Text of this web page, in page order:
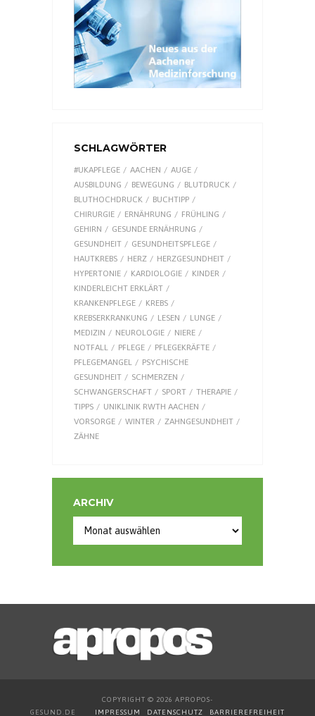
SCHLAGWÖRTER
#UKAPFLEGE AACHEN
AUGE
AUSBILDUNG
BEWEGUNG
BLUTDRUCK
BLUTHOCHDRUCK
BUCHTIPP
CHIRURGIE
ERNÄHRUNG
FRÜHLING
GEHIRN
GESUNDE ERNÄHRUNG
GESUNDHEIT
GESUNDHEITSPFLEGE
HAUTKREBS
HERZ
HERZGESUNDHEIT
HYPERTONIE
KARDIOLOGIE
KINDER
KINDERLEICHT ERKLÄRT
KRANKENPFLEGE
KREBS
KREBSERKRANKUNG
LESEN
LUNGE
MEDIZIN
NEUROLOGIE
NIERE
NOTFALL
PFLEGE
PFLEGEKRÄFTE
PFLEGEMANGEL
PSYCHISCHE
GESUNDHEIT
SCHMERZEN
SCHWANGERSCHAFT
SPORT
THERAPIE
TIPPS
UNIKLINIK RWTH AACHEN
VORSORGE
WINTER
ZAHNGESUNDHEIT
ZÄHNE
ARCHIV
COPYRIGHT © 2026 APROPOS-
GESUND.DE IMPRESSUM DATENSCHUTZ BARRIEREFREIHEIT